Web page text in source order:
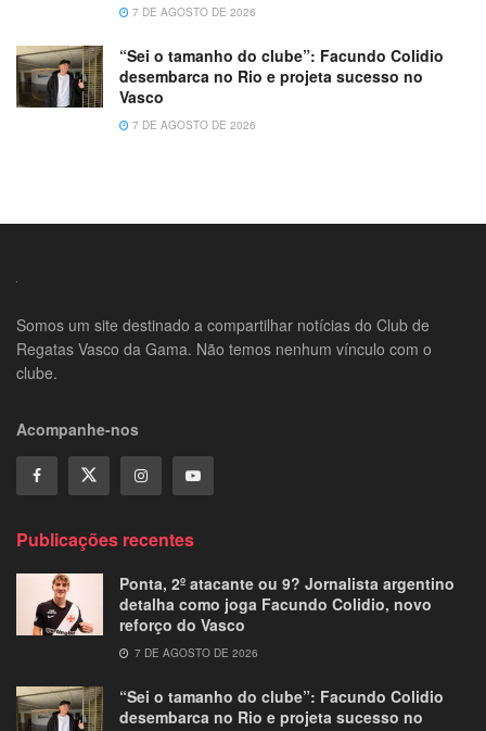
7 DE AGOSTO DE 2026
“Sei o tamanho do clube”: Facundo Colidio
desembarca no Rio e projeta sucesso no
Vasco
7 DE AGOSTO DE 2026
Somos um site destinado a compartilhar notícias do Club de
Regatas Vasco da Gama. Não temos nenhum vínculo com o
clube.
Acompanhe-nos
Publicações recentes
Ponta, 2º atacante ou 9? Jornalista argentino
detalha como joga Facundo Colidio, novo
reforço do Vasco
7 DE AGOSTO DE 2026
“Sei o tamanho do clube”: Facundo Colidio
desembarca no Rio e projeta sucesso no